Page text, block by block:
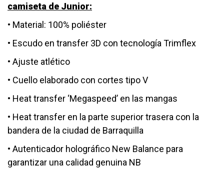
camiseta de Junior:
• Material: 100% poliéster
• Escudo en transfer 3D con tecnología Trimflex
• Ajuste atlético
• Cuello elaborado con cortes tipo V
• Heat transfer ‘Megaspeed’ en las mangas
• Heat transfer en la parte superior trasera con la
bandera de la ciudad de Barraquilla
• Autenticador holográfico New Balance para
garantizar una calidad genuina NB